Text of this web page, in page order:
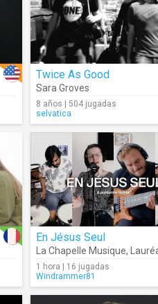
Twice As Good
Sara Groves
8 años | 504 jugadas
selvatica
En Jésus Seul
La Chapelle Musique,
1 hora | 16 jugadas
Windrammer81